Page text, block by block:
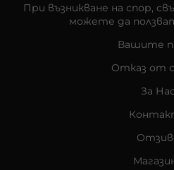
При възникване на спор,
можете да
Вашите
Отказ от
За Нас